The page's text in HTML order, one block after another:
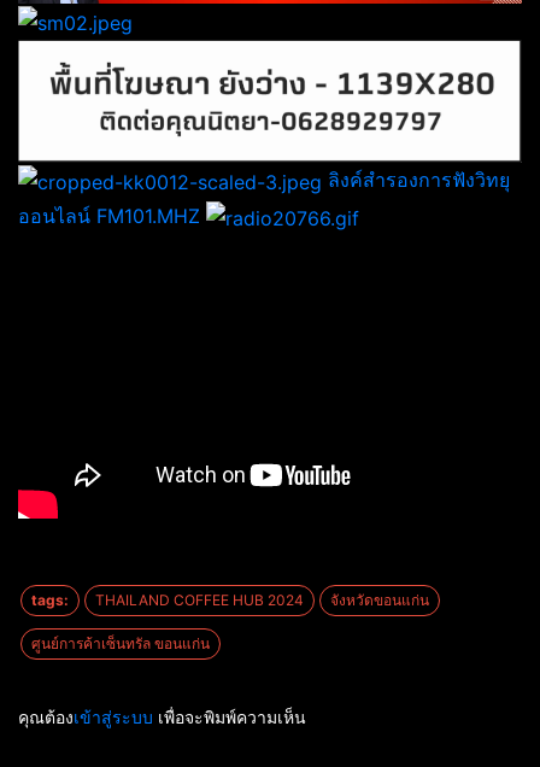
ลิงค์สำรองการฟังวิทยุ
ออนไลน์ FM101.MHZ
tags: THAILAND COFFEE HUB 2024 จังหวัดขอนแก่น
ศูนย์การค้าเซ็นทรัล ขอนแก่น
คุณต้องเข้าสู่ระบบ เพื่อจะพิมพ์ความเห็น